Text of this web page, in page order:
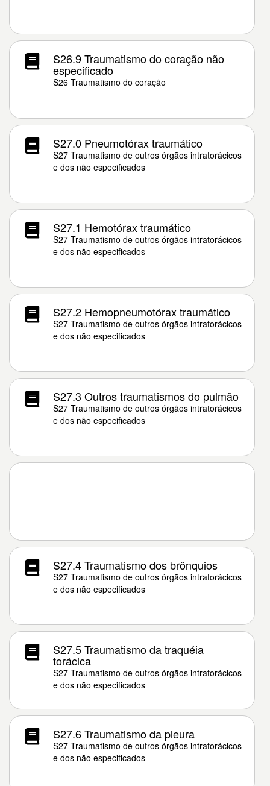
S26.9 Traumatismo do coração não
especificado
S26 Traumatismo do coração
S27.0 Pneumotórax traumático
S27 Traumatismo de outros órgãos intratorácicos
e dos não especificados
S27.1 Hemotórax traumático
S27 Traumatismo de outros órgãos intratorácicos
e dos não especificados
S27.2 Hemopneumotórax traumático
S27 Traumatismo de outros órgãos intratorácicos
e dos não especificados
S27.3 Outros traumatismos do pulmão
S27 Traumatismo de outros órgãos intratorácicos
e dos não especificados
S27.4 Traumatismo dos brônquios
S27 Traumatismo de outros órgãos intratorácicos
e dos não especificados
S27.5 Traumatismo da traquéia
torácica
S27 Traumatismo de outros órgãos intratorácicos
e dos não especificados
S27.6 Traumatismo da pleura
S27 Traumatismo de outros órgãos intratorácicos
e dos não especificados